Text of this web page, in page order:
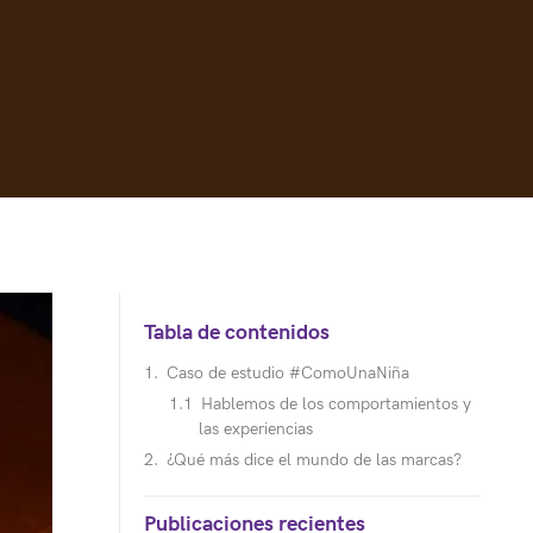
Tabla de contenidos
Caso de estudio #ComoUnaNiña
Hablemos de los comportamientos y
las experiencias
¿Qué más dice el mundo de las marcas?
Publicaciones recientes